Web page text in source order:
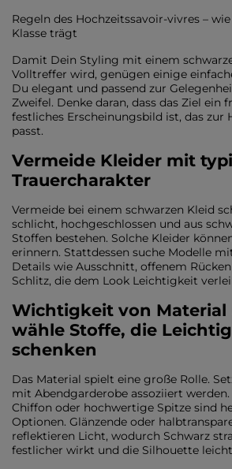
Regeln des Hochzeitssavoir-vivres –
Klasse trägt
Damit Dein Styling mit einem
Volltreffer wird, genügen einige
Du elegant und passend zur
Zweifel. Denke daran, dass das Ziel ein
festliches Erscheinungsbild ist, das
passt.
Vermeide Kleider mit
Trauercharakter
Vermeide bei einem schwarzen Kleid
schlicht, hochgeschlossen und aus
Stoffen bestehen. Solche Kleider
erinnern. Stattdessen suche Modelle
Details wie Ausschnitt, offenem
Schlitz, die dem Look Leichtigkeit
Wichtigkeit von Material
wähle Stoffe, die
schenken
Das Material spielt eine große Rolle.
mit Abendgarderobe assoziiert werden.
Chiffon oder hochwertige Spitze sind
Optionen. Glänzende oder
reflektieren Licht, wodurch Schwarz
festlicher wirkt und die Silhouette